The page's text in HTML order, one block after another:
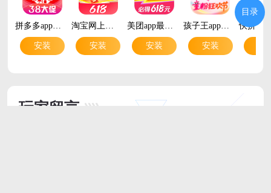
安装 安装 安装
孩子王app最新版本v11.11.1 手机版
安装
玩家留言
目录